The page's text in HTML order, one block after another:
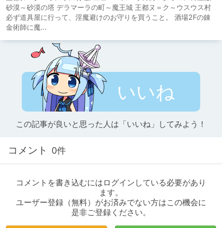
砂漠～砂漠の塔 デラマーラの町～魔王城 王都ヌ＝ク～ウスウス村
必ず道具屋に行って、淫魔避けのお守りを買うこと。 酒場2Fの錬
金術師に魔...
いいね
この記事が良いと思った人は「いいね」してみよう！
コメント 0件
コメントを書き込むにはログインしている必要があり
ます。
ユーザー登録（無料）がお済みでない方はこの機会に
是非ご登録ください。